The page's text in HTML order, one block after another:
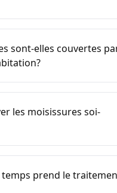
sont-elles couvertes
les moisissures soi-
temps prend le